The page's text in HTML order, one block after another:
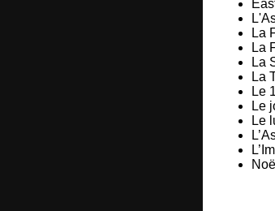
La
La
La
La
Le
Le
Le
Noël​